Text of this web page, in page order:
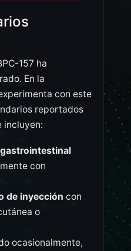
157 ha
En la
con este
reportados
incluyen:
con
de inyección con
o
ocasionalmente,